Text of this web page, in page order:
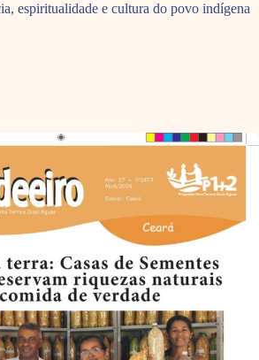
espiritualidade e cultura do povo indígena